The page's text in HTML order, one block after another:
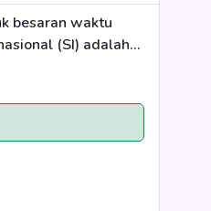
besaran waktu
(SI) adalah...